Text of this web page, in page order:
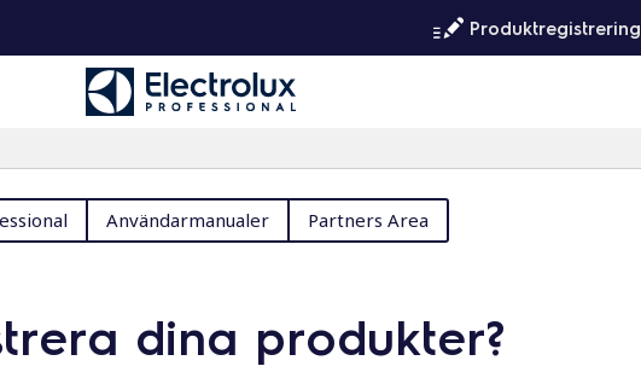
Produktregistrering
Användarmanualer Partners Area
dina produkter?